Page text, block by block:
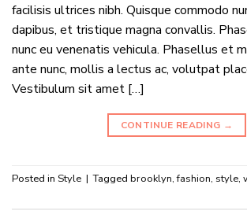
facilisis ultrices nibh. Quisque commodo
dapibus, et tristique magna convallis.
nunc eu venenatis vehicula. Phasellus et
ante nunc, mollis a lectus ac, volutpat
Vestibulum sit amet […]
CONTINUE READING →
Posted in Style | Tagged brooklyn,fashion, style,